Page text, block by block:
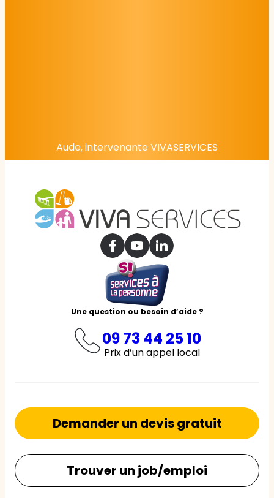
Aude, intervenante VIVASERVICES
Une question ou besoin d’aide ?
09 73 44 25 10
Prix d’un appel local
Demander un devis gratuit
Trouver un job/emploi